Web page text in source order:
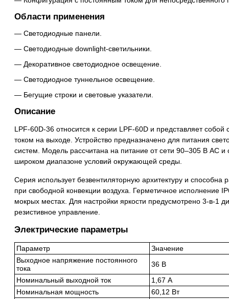
Области применения
Светодиодные панели.
Светодиодные downlight-светильники.
Декоративное светодиодное освещение.
Светодиодное туннельное освещение.
Бегущие строки и световые указатели.
Описание
LPF-60D-36 относится к серии LPF-60D и представляет
током на выходе. Устройство предназначено для питания
систем. Модель рассчитана на питание от сети 90–305 В AC и
широком диапазоне условий окружающей среды.
Серия использует безвентиляторную архитектуру и способна
при свободной конвекции воздуха. Герметичное исполнение
мокрых местах. Для настройки яркости предусмотрено 3-в-
резистивное управление.
Электрические параметры
Параметр
Значение
Выходное напряжение постоянного
тока
36 В
Номинальный выходной ток
1,67 А
Номинальная мощность
60,12 Вт